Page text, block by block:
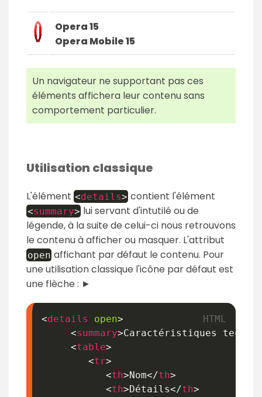
Opera 15
Opera Mobile15
Un navigateur ne supportant pas ces
éléments affichera leur contenu sans
comportement particulier.
Utilisation classique
L'élément <details> contient l'élément
<summary> lui servant d'intutilé ou de
légende, à la suite de celui-ci nous retrouvons
le contenu à afficher ou masquer. L'attribut
open affichant par défaut le contenu. Pour
une utilisation classique l'icône par défaut est
une flèche : ►
<details open>
<summary>Caractéristiques
<table>
<tr>
<th>Nom</th>
<th>Détails</th>